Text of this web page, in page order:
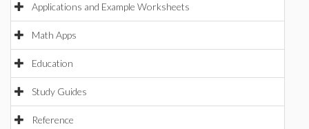
Applications and Example Worksheets
Math Apps
Education
Study Guides
Reference